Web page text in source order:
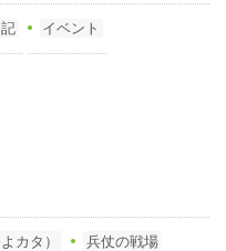
イベント
カタ） 兵仗の戦場